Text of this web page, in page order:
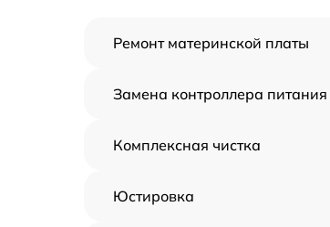
Ремонт материнской платы
Замена контроллера питания
Комплексная чистка
Юстировка